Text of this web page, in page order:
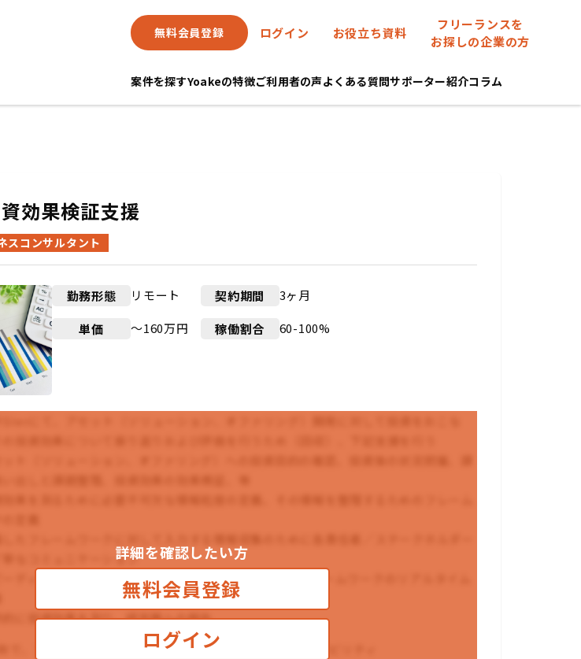
無料会員登録 ログイン お役立ち資料
フリーランスを
お探しの企業の方
案件を探すYoakeの特徴ご利用者の声よくある質問サポーター紹介コラム
効果検証支援
スコンサルタント
勤務形態 リモート 契約期間 3ヶ月
単価 〜160万円 稼働割合 60-100%
寧なコミュニケーション
ーディーに資料作成しながら、随時レポーティング、フレームワークのリアルタイム
的に投資効果を測り、経営層への報告
称で、プロアクティブに考え、自走できるマインドとケイパビリティ
詳細を確認したい方
無料会員登録
ログイン